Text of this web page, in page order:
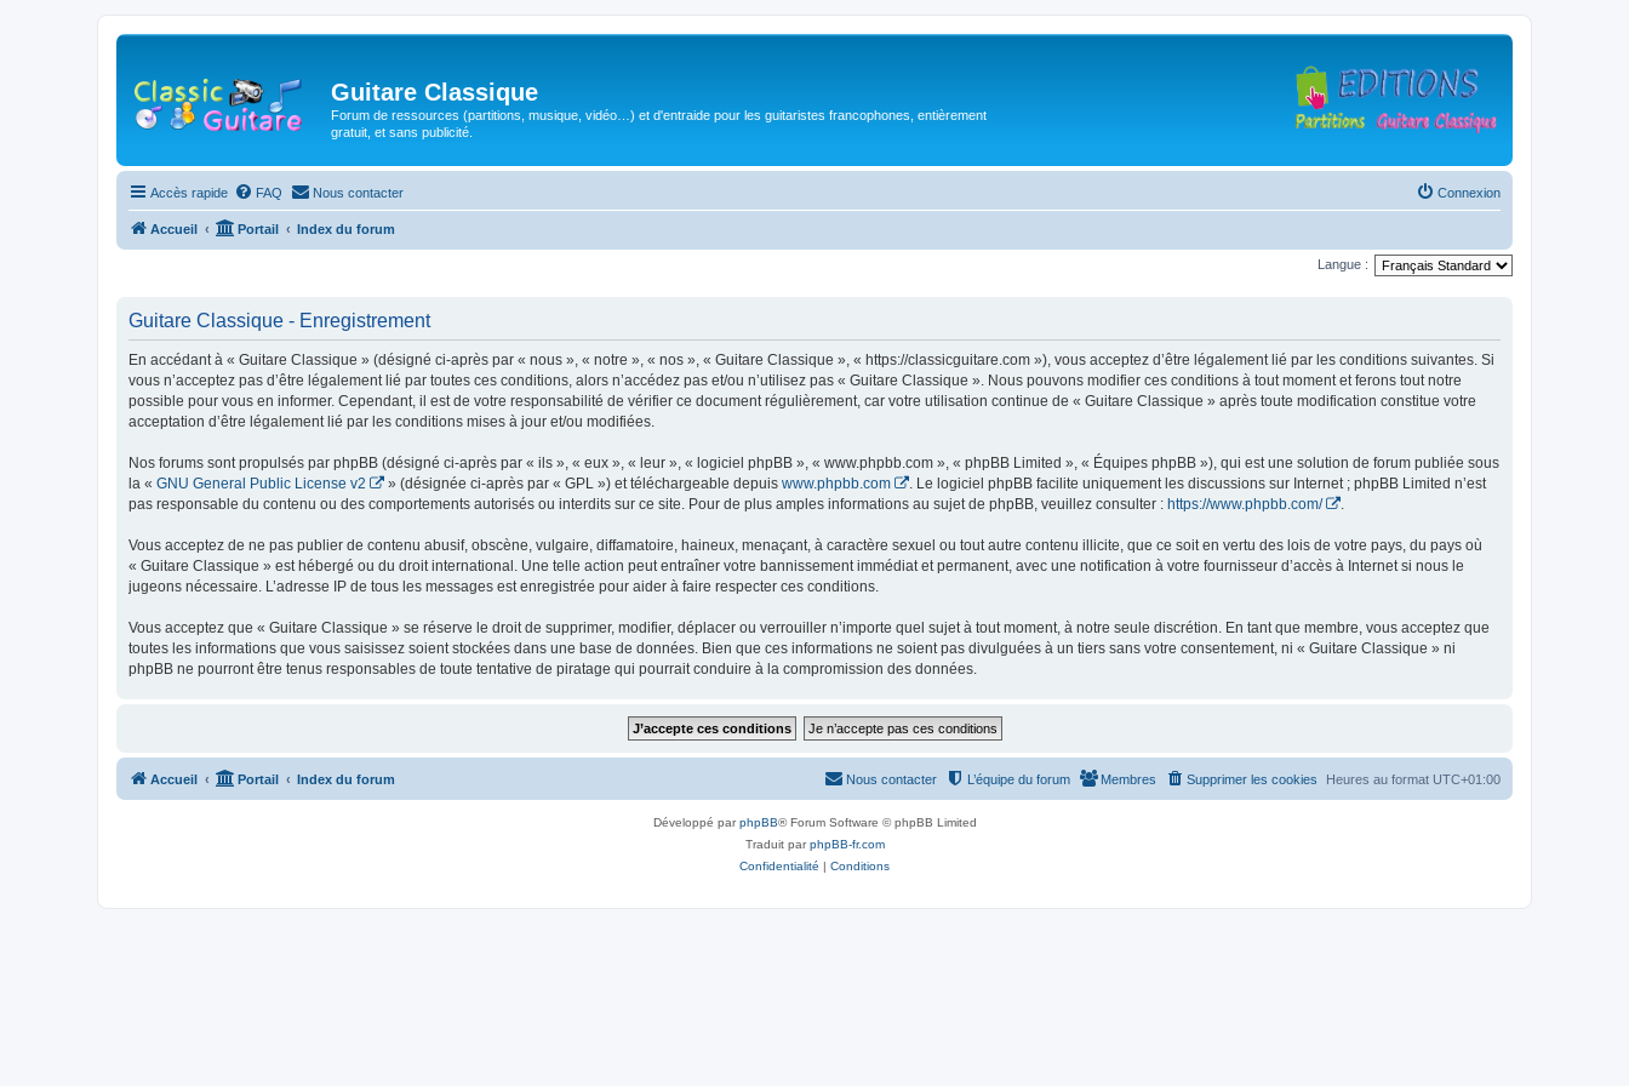
Guitare Classique
Forum de ressources (partitions, musique, vidéo…) et d'entraide pour les guitaristes francophones, entièrement
gratuit, et sans publicité.
Accès rapide FAQ Nous contacter Connexion
Accueil Portail Index du forum
Langue :
Guitare Classique - Enregistrement
En accédant à « Guitare Classique » (désigné ci-après par « nous », « notre », « nos », « Guitare Classique », « https://classicguitare.com »), vous acceptez d’être légalement lié par les conditions suivantes. Si
vous n’acceptez pas d’être légalement lié par toutes ces conditions, alors n’accédez pas et/ou n’utilisez pas « Guitare Classique ». Nous pouvons modifier ces conditions à tout moment et ferons tout notre
possible pour vous en informer. Cependant, il est de votre responsabilité de vérifier ce document régulièrement, car votre utilisation continue de « Guitare Classique » après toute modification constitue votre
acceptation d’être légalement lié par les conditions mises à jour et/ou modifiées.
Nos forums sont propulsés par phpBB (désigné ci-après par « ils », « eux », « leur », « logiciel phpBB », « www.phpbb.com », « phpBB Limited », « Équipes phpBB »), qui est une solution de forum publiée sous
la « GNU General Public License v2 » (désignée ci-après par « GPL ») et téléchargeable depuis www.phpbb.com
. Le logiciel phpBB facilite uniquement les discussions sur Internet ; phpBB Limited n’est
pas responsable du contenu ou des comportements autorisés ou interdits sur ce site. Pour de plus amples informations au sujet de phpBB, veuillez consulter : https://www.phpbb.com/ .
Vous acceptez de ne pas publier de contenu abusif, obscène, vulgaire, diffamatoire, haineux, menaçant, à caractère sexuel ou tout autre contenu illicite, que ce soit en vertu des lois de votre pays, du pays où
« Guitare Classique » est hébergé ou du droit international. Une telle action peut entraîner votre bannissement immédiat et permanent, avec une notification à votre fournisseur d’accès à Internet si nous le
jugeons nécessaire. L’adresse IP de tous les messages est enregistrée pour aider à faire respecter ces conditions.
Vous acceptez que « Guitare Classique » se réserve le droit de supprimer, modifier, déplacer ou verrouiller n’importe quel sujet à tout moment, à notre seule discrétion. En tant que membre, vous acceptez que
toutes les informations que vous saisissez soient stockées dans une base de données. Bien que ces informations ne soient pas divulguées à un tiers sans votre consentement, ni « Guitare Classique » ni
phpBB ne pourront être tenus responsables de toute tentative de piratage qui pourrait conduire à la compromission des données.
Accueil Portail Index du forum Heures au format UTC+01:00
Supprimer les cookies
Membres
L’équipe du forum
Nous contacter
Développé parphpBB® Forum Software © phpBB Limited
Traduit parphpBB-fr.com
Confidentialité | Conditions